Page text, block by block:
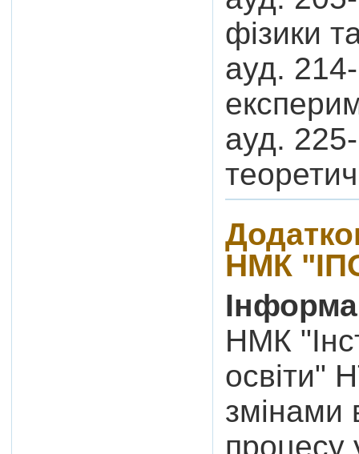
фізики
ауд.
ауд.
НМК
НМК
освіти"
змінами
процесу